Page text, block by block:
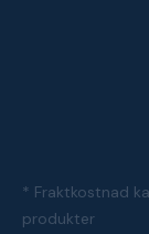
* Fraktkostnad
produkter